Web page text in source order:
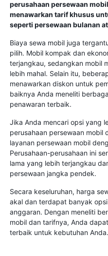
perusahaan persewaan
menawarkan tarif khusus
seperti persewaan bulanan
Biaya sewa mobil juga
pilih. Mobil kompak dan
terjangkau, sedangkan mobil
lebih mahal. Selain itu,
menawarkan diskon untuk
baiknya Anda meneliti
penawaran terbaik.
Jika Anda mencari opsi yang
perusahaan persewaan mobil
layanan persewaan mobil
Perusahaan-perusahaan ini
lama yang lebih terjangkau
persewaan jangka pendek.
Secara keseluruhan, harga
akal dan terdapat banyak
anggaran. Dengan meneliti
mobil dan tarifnya, Anda
terbaik untuk kebutuhan Anda.